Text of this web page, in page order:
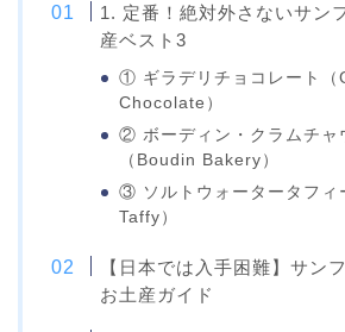
1. 定番！絶対外さないサン
産ベスト3
① ギラデリチョコレート
Chocolate）
② ボーディン・クラムチャ
（Boudin Bakery）
③ ソルトウォータータフィ
Taffy）
【日本では入手困難】サン
お土産ガイド